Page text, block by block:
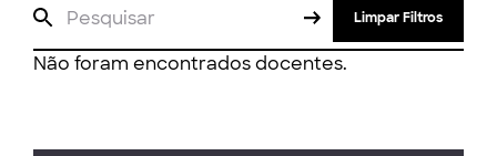
Limpar Filtros
Não foram encontrados docentes.